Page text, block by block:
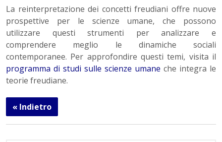
La reinterpretazione dei concetti freudiani offre nuove
prospettive per le scienze umane, che possono
utilizzare questi strumenti per analizzare e
comprendere meglio le dinamiche sociali
contemporanee. Per approfondire questi temi, visita il
programma di studi sulle scienze umane che integra le
teorie freudiane.
« Indietro